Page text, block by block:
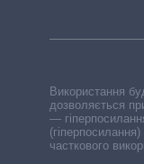
Використання
дозволяється
—
часткового